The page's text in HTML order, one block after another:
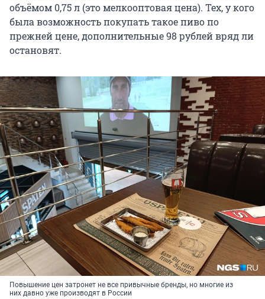
объёмом 0,75 л (это мелкооптовая цена). Тех, у кого
была возможность покупать такое пиво по
прежней цене, дополнительные 98 рублей вряд ли
остановят.
Повышение цен затронет не все привычные бренды, но многие из
них давно уже производят в России